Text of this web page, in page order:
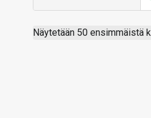
Näytetään 50 ensimmäistä